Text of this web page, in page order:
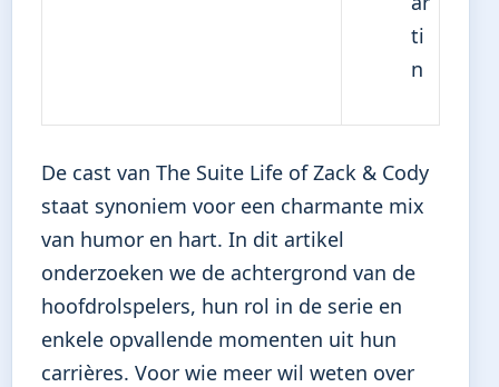
ti
n
De cast van The Suite Life of Zack & Cody
staat synoniem voor een charmante mix
van humor en hart. In dit artikel
onderzoeken we de achtergrond van de
hoofdrolspelers, hun rol in de serie en
enkele opvallende momenten uit hun
carrières. Voor wie meer wil weten over